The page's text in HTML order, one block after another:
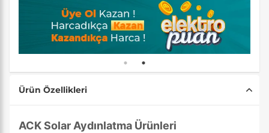
Ürün Özellikleri
ACK Solar Aydınlatma Ürünleri